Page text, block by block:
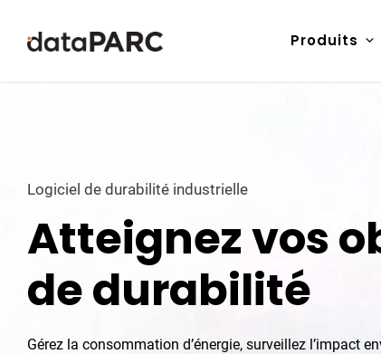
Produits
Logiciel de durabilité industrielle
Atteignez vos
de durabilité
Gérez la consommation d’énergie, surveillez l’impact